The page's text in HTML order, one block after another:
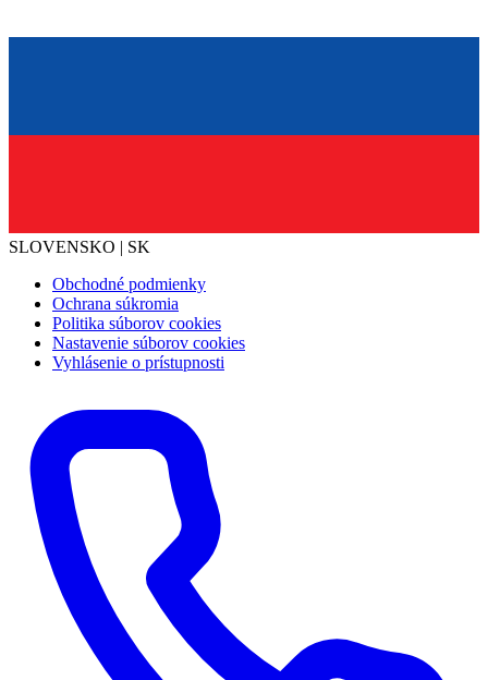
SLOVENSKO | SK
Obchodné podmienky
Ochrana súkromia
Politika súborov cookies
Nastavenie súborov cookies
Vyhlásenie o prístupnosti